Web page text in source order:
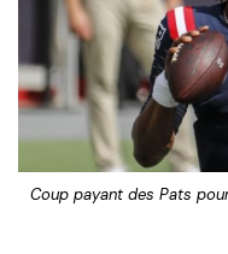
Coup payant des Pats